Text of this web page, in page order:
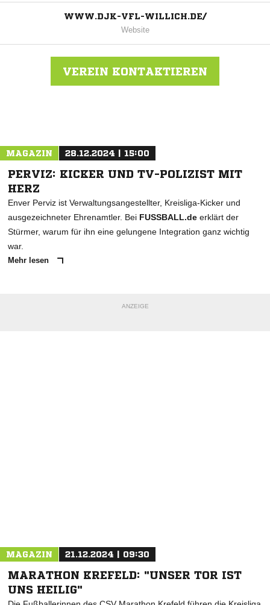
WWW.DJK-VFL-WILLICH.DE/
Website
VEREIN KONTAKTIEREN
MAGAZIN 28.12.2024 | 15:00
PERVIZ: KICKER UND TV-POLIZIST MIT
HERZ
Enver Perviz ist Verwaltungsangestellter, Kreisliga-Kicker und
ausgezeichneter Ehrenamtler. Bei FUSSBALL.de erklärt der
Stürmer, warum für ihn eine gelungene Integration ganz wichtig
war.
Mehr lesen
ANZEIGE
MAGAZIN 21.12.2024 | 09:30
MARATHON KREFELD: "UNSER TOR IST
UNS HEILIG"